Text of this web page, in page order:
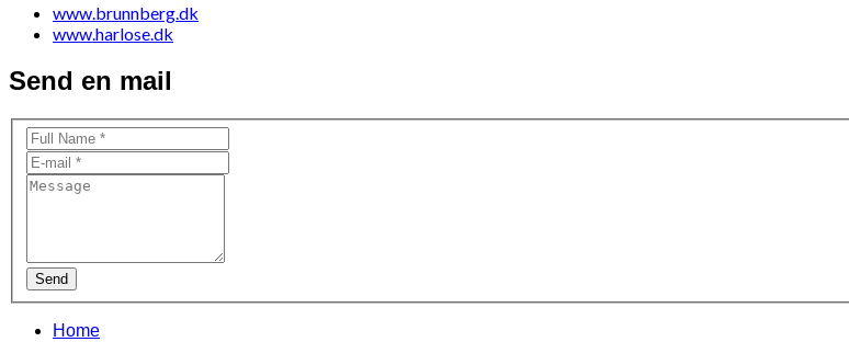
www.brunnberg.dk
www.harlose.dk
Send en mail
Send
Home